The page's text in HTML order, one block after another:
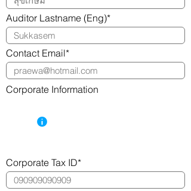
Auditor Lastname (Eng)*
Contact Email*
Corporate Information
Corporate Tax ID*